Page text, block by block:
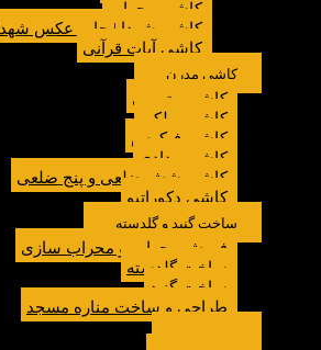
کاشی محراب
کاشی شهدا | چاپ عکس
کاشی آیات قرآنی
کاشی مدرن
کاشی مترویی
کاشی پولکی
کاشی فیکوس
کاشی مدادی
کاشی شش ضلعی و پنج ضلعی
کاشی دکوراتیو
ساخت گنبد و گلدسته
فروش محراب و محراب سازی
ساخت گلدسته
ساخت گنبد
طراحی و ساخت مناره مسجد